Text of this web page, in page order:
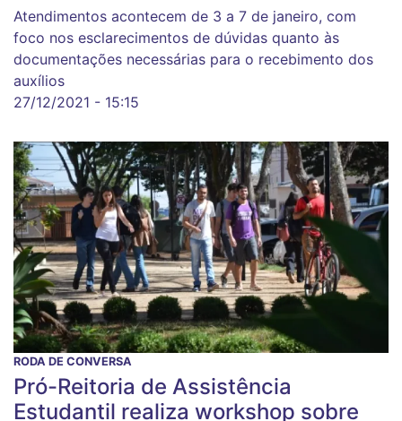
Atendimentos acontecem de 3 a 7 de janeiro, com
foco nos esclarecimentos de dúvidas quanto às
documentações necessárias para o recebimento dos
auxílios
27/12/2021 - 15:15
RODA DE CONVERSA
Pró-Reitoria de Assistência
Estudantil realiza workshop sobre